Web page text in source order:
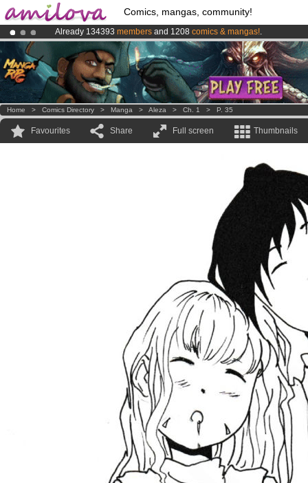
Comics, mangas, community!
Already 134393 members and 1208 comics & mangas!.
AmilovaKickstarter is now LIVE!.
Premium membership from3.95 euros per month !Get membership
Home > Comics Directory > Manga > Aleza > Ch. 1 > P. 35
Favourites Share Full screen Thumbnails